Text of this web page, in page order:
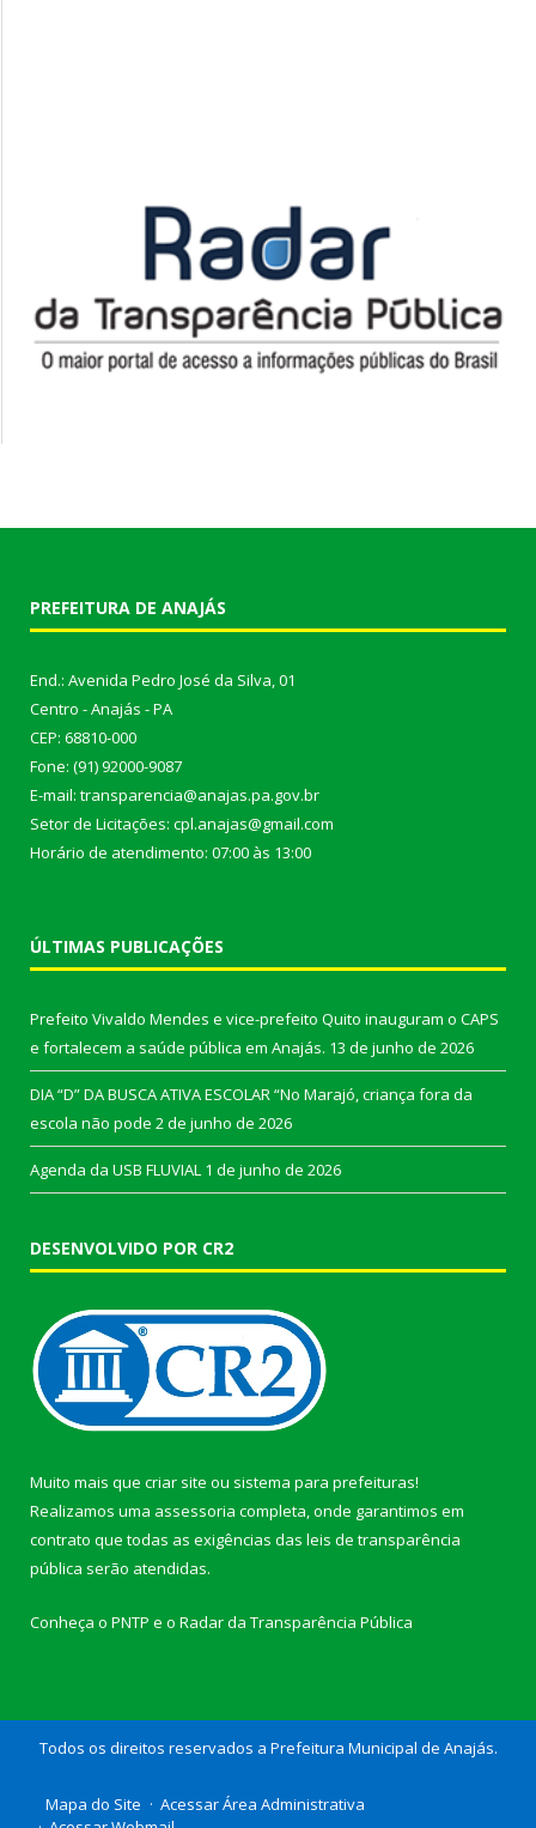
PREFEITURA DE ANAJÁS
End.: Avenida Pedro José da Silva, 01
Centro - Anajás - PA
CEP: 68810-000
Fone: (91) 92000-9087
E-mail: transparencia@anajas.pa.gov.br
Setor de Licitações: cpl.anajas@gmail.com
Horário de atendimento: 07:00 às 13:00
ÚLTIMAS PUBLICAÇÕES
Prefeito Vivaldo Mendes e vice-prefeito Quito inauguram o CAPS
e fortalecem a saúde pública em Anajás. 13 de junho de 2026
DIA “D” DA BUSCA ATIVA ESCOLAR “No Marajó, criança fora da
escola não pode 2 de junho de 2026
Agenda da USB FLUVIAL 1 de junho de 2026
DESENVOLVIDO POR CR2
Muito mais que criar site ou sistema para prefeituras!
Realizamos uma assessoria completa, onde garantimos em
contrato que todas as exigências das leis de transparência
pública serão atendidas.
Conheça o PNTP e o Radar da Transparência Pública
Todos os direitos reservados a Prefeitura Municipal de Anajás.
Mapa do Site
Acessar Área Administrativa